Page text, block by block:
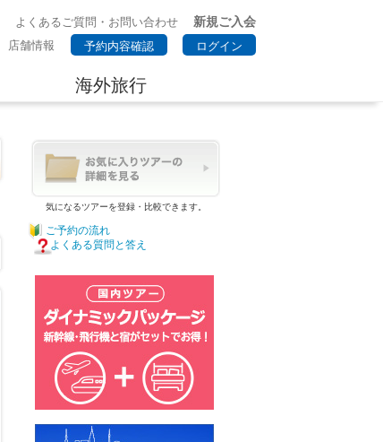
よくあるご質問・お問い合わせ
新規ご入会
店舗情報 予約内容確認 ログイン
海外旅行
気になるツアーを登録・比較できます。
ご予約の流れ
よくある質問と答え